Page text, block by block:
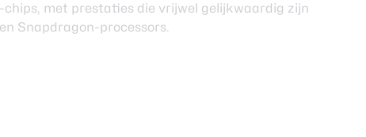
met prestaties die vrijwel gelijkwaardig zijn
Snapdragon-processors.